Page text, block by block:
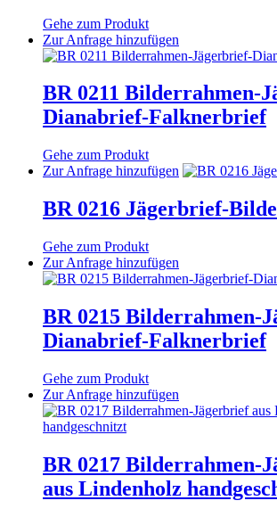
auf
der
Produktseite
gewählt
werden
Gehe zum Produkt
Zur Anfrage hinzufügen
Produkt
mehrere
Varianten
auf.
können
der
Produktseite
BR 0211 Bilderrahmen-
Dianabrief-Falknerbrief
Gehe zum Produkt
Zur Anfrage hinzufügen Dieses
weist
mehrere
Optionen
auf
der
Produktseite
BR 0216 Jägerbrief-
Gehe zum Produkt
Zur Anfrage hinzufügen
Produkt
mehrere
Varianten
auf.
auf
der
gewählt
werden
BR 0215 Bilderrahmen-
Dianabrief-Falknerbrief
Gehe zum Produkt
Zur Anfrage hinzufügen
Produkt
Varianten
auf.
Die
BR 0217 Bilderrahmen-
aus Lindenholz